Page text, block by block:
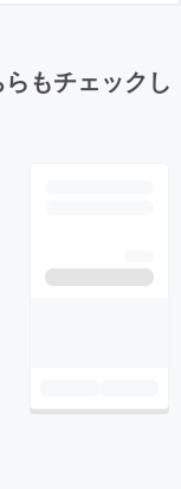
もチェックし